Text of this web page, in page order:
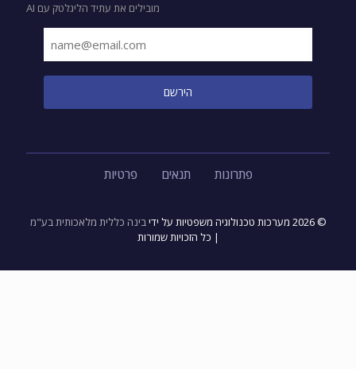
מובילים את עתיד הליגלטק עם AI
פתרונות תנאים פרטיות
© 2026 מערכות טכנולוגיה משפטיות על ידי
בינה כללית מלאכותית בע"מ
| כל הזכויות שמורות